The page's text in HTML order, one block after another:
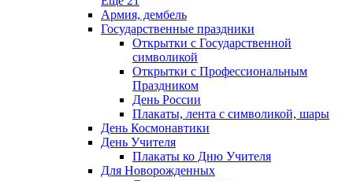
Армия, дембель
Государственные праздники
Открытки с Государственной
символикой
Открытки с Профессиональным
Праздником
День России
Плакаты, лента с символикой, шары
День Космонавтики
День Учителя
Плакаты ко Дню Учителя
Для Новорожденных